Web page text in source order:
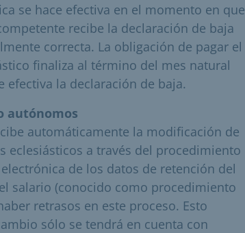
se hace efectiva en el momento en que
recibe la declaración de baja
correcta. La obligación de pagar el
finaliza al término del mes natural
efectiva la declaración de baja.
autónomos
automáticamente la modificación de
eclesiásticos a través del procedimiento
de los datos de retención del
salario (conocido como procedimiento
retrasos en este proceso. Esto
sólo se tendrá en cuenta con